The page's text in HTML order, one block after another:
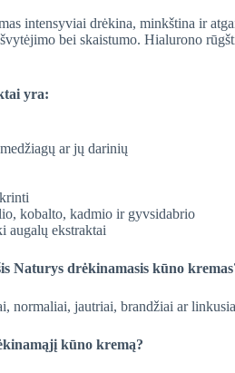
intensyviai drėkina, minkština ir
bei skaistumo. Hialurono
yra:
ar jų darinių
kobalto, kadmio ir gyvsidabrio
augalų ekstraktai
Naturys drėkinamasis kūno
normaliai, jautriai, brandžiai ar
kūno kremą?